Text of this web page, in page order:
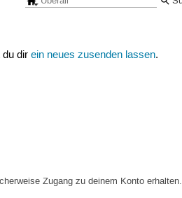
du direin neues zusenden lassen.
Zugang zu deinem Konto erhalten.